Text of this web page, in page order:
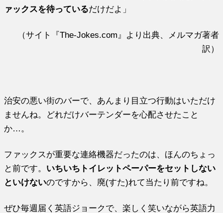
ァックスを待っているだけだよ」
（サイト『The-Jokes.com』より出典、メルマガ著者
訳）
治安の悪い街のバーで、あんまり目立つ行動はいただけ
ませんね。どれだけバーテンダーを心配させたこと
か…。
ファックスが重要な連絡機器だったのは、ほんのちょっ
と前です。 いちいちトイレットペーパーをセットしない
といけないのですから、廃(すた)れて当たり前ですね。
ぜひ毎週届く英語ジョークで、楽しく笑いながら英語力